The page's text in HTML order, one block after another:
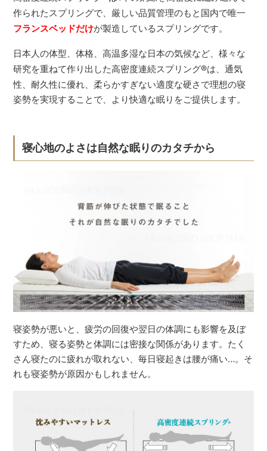
作られたスプリングで、厳しい品質管理のもと国内で唯一
フランスベッドだけが製造しているスプリングです。
日本人の体型、体格、高温多湿な日本の気候など、様々な
研究を重ねて作り出した高密度連続スプリング®は、通気
性、耐久性に優れ、柔らかすぎない適度な硬さで理想の寝
姿勢を実現することで、より快適な眠りをご提供します。
寝心地のよさは自然な眠りのカタチから
寝姿勢が悪いと、疲労の回復や翌日の体調にも影響を及ぼ
すため、寝る姿勢と体調には密接な関係があります。たく
さん寝たのに疲れが取れない、毎日寝起きは腰が痛い…。そ
れも寝姿勢が原因かもしれません。